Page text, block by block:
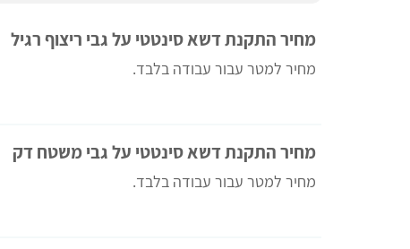
מחיר התקנת דשא סינטטי על גבי ריצוף רגיל
מחיר למטר עבור עבודה בלבד.
מחיר התקנת דשא סינטטי על גבי משטח דק
מחיר למטר עבור עבודה בלבד.
anna lipaz
למצופה, תודה רבה לכם!